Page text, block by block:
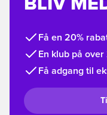
BLIV
Få en 20%
En klub på
Få adgang til